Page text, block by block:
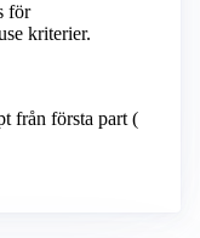
för
kriterier.
från första part (